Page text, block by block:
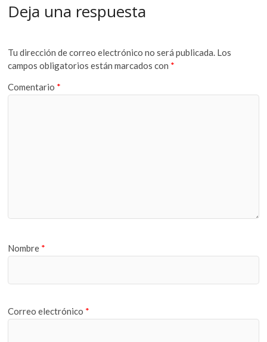
Deja una respuesta
Tu dirección de correo electrónico no será publicada. Los
campos obligatorios están marcados con *
Comentario *
Nombre *
Correo electrónico *